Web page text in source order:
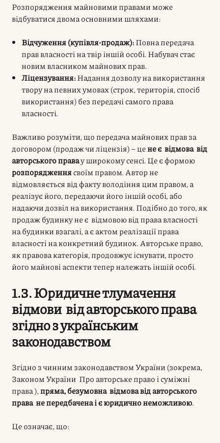
Розпорядження майновими правами може
відбуватися двома основними шляхами:
Відчуження (купівля-продаж):Повна передача
прав власності на твір іншій особі. Набувач стає
новим власником майнових прав.
Ліцензування:Надання дозволу на використання
твору на певних умовах (строк, територія, спосіб
використання) без передачі самого права
власності.
Важливо розуміти, що передача майнових прав за
договором (продаж чи ліцензія) – цене є відмова від
авторського правау широкому сенсі. Це є формою
розпорядженнясвоїм правом. Автор не
відмовляється від факту володіння цим правом, а
реалізує його, передаючи його іншій особі, або
надаючи дозвіл на використання. Подібно до того, як
продаж будинку не є відмовою від права власності
на будинки взагалі, а є актом реалізації права
власності на конкретний будинок. Авторське право,
як правова категорія, продовжує існувати, просто
його майнові аспекти тепер належать іншій особі.
1.3. Юридичне тлумачення
відмови від авторського права
згідно з українським
законодавством
Згідно з чинним законодавством України (зокрема,
Законом України Про авторське право і суміжні
права ),пряма, безумовна відмова від авторського
права не передбачена і є юридично неможливою.
Це означає, що: